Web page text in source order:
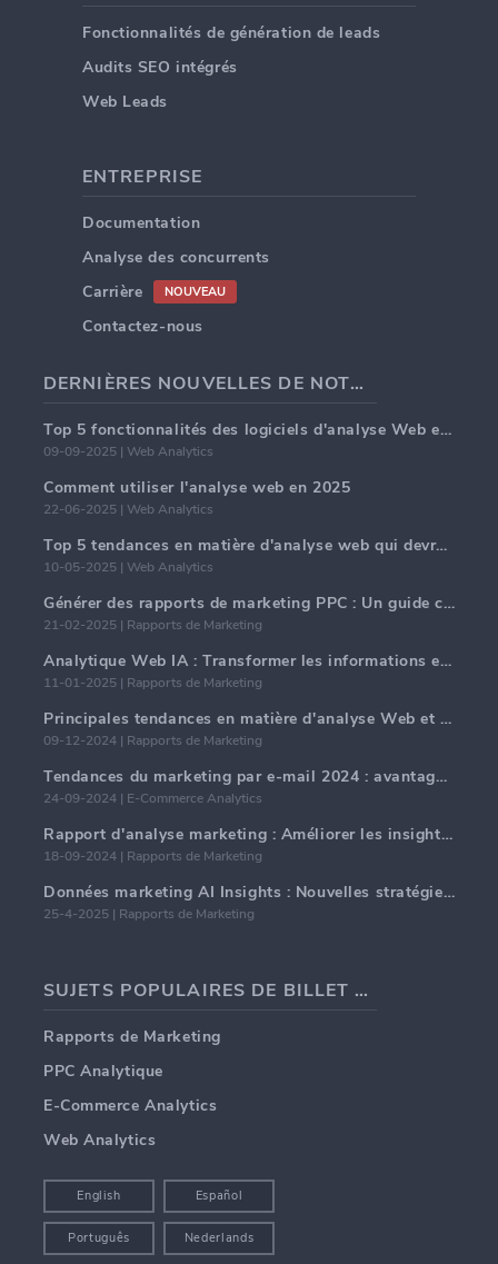
Fonctionnalités de génération de leads
Audits SEO intégrés
Web Leads
ENTREPRISE
Documentation
Analyse des concurrents
Carrière
NOUVEAU
Contactez-nous
DERNIÈRES NOUVELLES DE NOTRE BLOG
Top 5 fonctionnalités des logiciels d'analyse Web en 2025
09-09-2025 | Web Analytics
Comment utiliser l'analyse web en 2025
22-06-2025 | Web Analytics
Top 5 tendances en matière d'analyse web qui devraient dominer en 2025
10-05-2025 | Web Analytics
Générer des rapports de marketing PPC : Un guide complet
21-02-2025 | Rapports de Marketing
Analytique Web IA : Transformer les informations en données avec précision
11-01-2025 | Rapports de Marketing
Principales tendances en matière d'analyse Web et d'IA en 2024
09-12-2024 | Rapports de Marketing
Tendances du marketing par e-mail 2024 : avantages de l'hyper-personnalisation
24-09-2024 | E-Commerce Analytics
Rapport d'analyse marketing : Améliorer les insights commerciaux
18-09-2024 | Rapports de Marketing
Données marketing AI Insights : Nouvelles stratégies commerciales pour 2024
25-4-2025 | Rapports de Marketing
SUJETS POPULAIRES DE BILLET DE BLOG
Rapports de Marketing
PPC Analytique
E-Commerce Analytics
Web Analytics
English Español
Português Nederlands